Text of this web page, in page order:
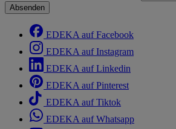
Absenden
EDEKA auf Facebook
EDEKA auf Instagram
EDEKA auf Linkedin
EDEKA auf Pinterest
EDEKA auf Tiktok
EDEKA auf Whatsapp